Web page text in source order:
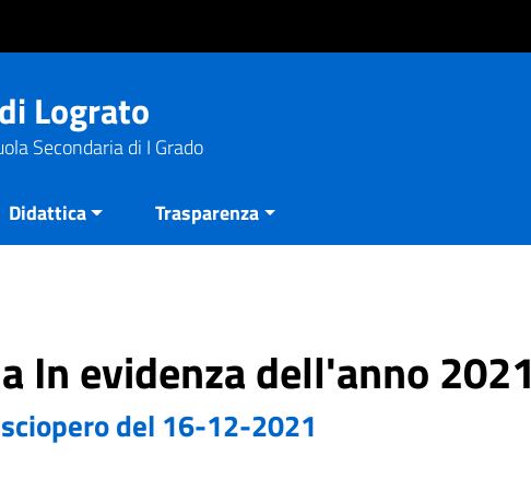
Lograto
Secondaria di I Grado
Didattica Trasparenza
In evidenza dell'anno 2021
del 16-12-2021